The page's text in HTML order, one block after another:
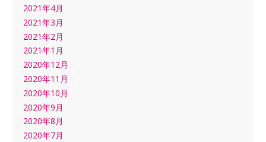
2021年4月
2021年3月
2021年2月
2021年1月
2020年12月
2020年11月
2020年10月
2020年9月
2020年8月
2020年7月